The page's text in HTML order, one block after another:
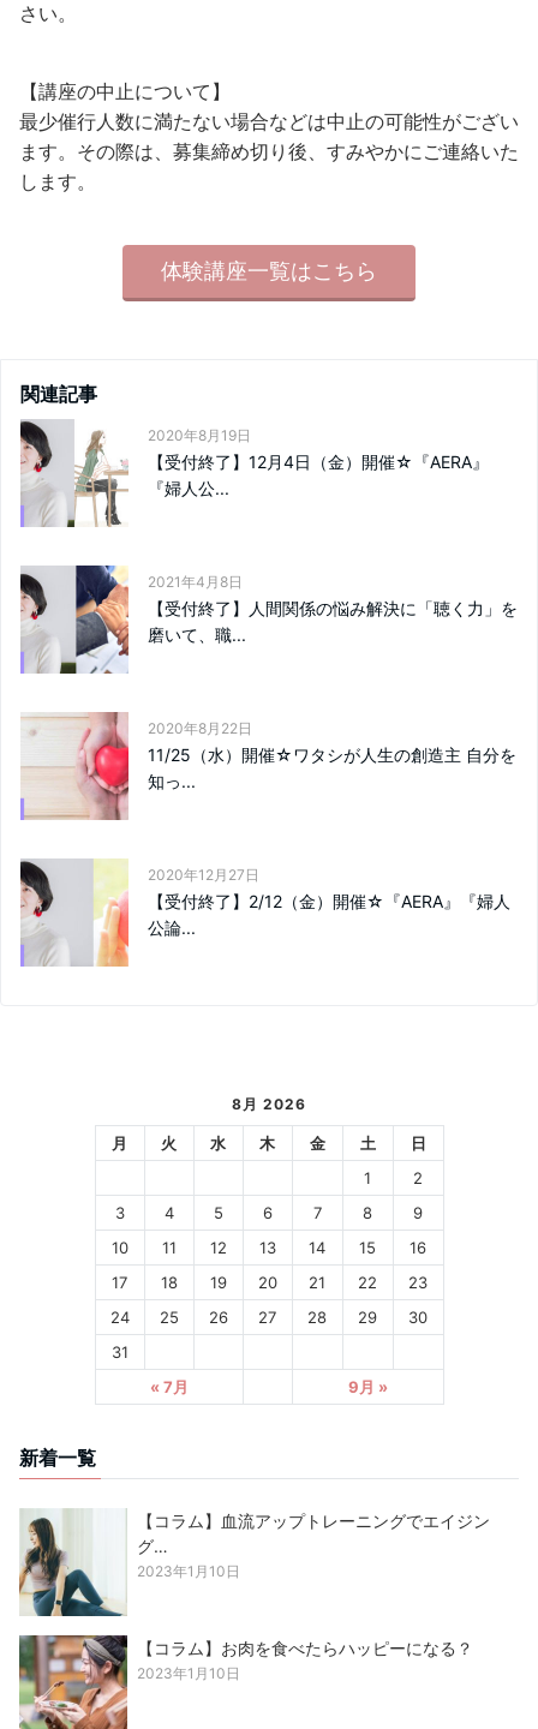
さい。
【講座の中止について】
最少催行人数に満たない場合などは中止の可能性がござい
ます。その際は、募集締め切り後、すみやかにご連絡いた
します。
体験講座一覧はこちら
関連記事
2020年8月19日
【受付終了】12月4日（金）開催☆『AERA』
『婦人公...
2021年4月8日
【受付終了】人間関係の悩み解決に「聴く力」を
磨いて、職...
2020年8月22日
11/25（水）開催☆ワタシが人生の創造主 自分を
知っ...
2020年12月27日
【受付終了】2/12（金）開催☆『AERA』『婦人
公論...
8月 2026
月 火 水 木 金 土
日
1
2
3
4 5 6 7 8
9
10
11 12 13 14 15
16
17
18 19 20 21 22
23
24
25 26 27 28 29
30
31
« 7月
9月 »
新着一覧
【コラム】血流アップトレーニングでエイジン
グ…
2023年1月10日
【コラム】お肉を食べたらハッピーになる？
2023年1月10日